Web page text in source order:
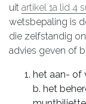
uit artikel 1a lid 4
wetsbepaling is
die zelfstandig
advies geven of
het aan- of
b. het